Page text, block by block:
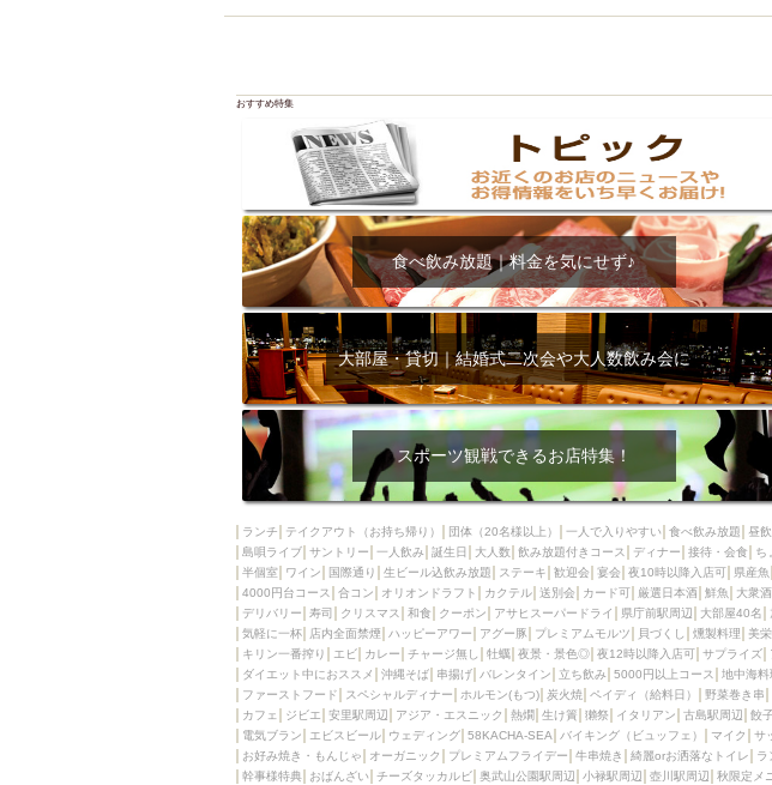
夜10時以降入店可
県産魚 焼鳥 忘年会コー
4000円
アサヒスーパードライ
県庁前駅周辺
大部屋50名以上～
オリオン 海ぶどう
ハッピーアワー
アグー豚 プレミアムモルツ
飲み放題付きコース3000円
肉の日 おもろまち
キリン一番搾り
エビ カレー チャージ無し
アレルギー対応可能
牧志駅周辺 ペット同伴
ダイエット中におススメ
沖縄そば 串揚げ
ソファー
激辛料理 石垣牛 アヒージョ
ファーストフード
スペシャルディナー ホルモ
スクリーン
スペインバル・イタリアンバール
カニ
カフェ ジビエ 安里駅周辺 アジア
分煙 少人数貸切(15名以下から)
ホッピー
焼肉 電気ブラン エビスビール
マイク
サッポロ 昼宴会 イベリコ豚 山
市立病院前駅周辺
中華 お好み焼き・もんじゃ
綺麗orお洒落なトイレ
ランチバイキング フル
クラフトビール
鉄板焼き 幹事様特典 おば
壺川駅周辺
秋限定メニュー 春限定メニュー
ラクレット
赤嶺駅周辺 シードル 那覇空港
おすすめ特集
食べ飲み放題｜料金を気にせず♪
大部屋・貸切｜結婚式二次会や大人数飲み会に
スポーツ観戦できるお店特集！
ランチ テイクアウト（お持ち帰り） 団体（20名様以上） 一人で入りやすい 食べ飲み放題 昼
島唄ライブ サントリー 一人飲み 誕生日 大人数 飲み放題付きコース ディナー 接待・会食 ち
半個室
ワイン 国際通り 生ビール込飲み放題 ステーキ 歓迎会 宴会 夜10時以降入店可 県産魚
4000円台コース
合コン オリオンドラフト カクテル 送別会 カード可 厳選日本酒 鮮魚 大衆
デリバリー
寿司 クリスマス 和食 クーポン アサヒスーパードライ 県庁前駅周辺 大部屋40名
気軽に一杯
店内全面禁煙 ハッピーアワー アグー豚 プレミアムモルツ 貝づくし 燻製料理 美
キリン一番搾り
エビ カレー チャージ無し 牡蠣 夜景・景色◎ 夜12時以降入店可 サプライズ
ダイエット中におススメ
沖縄そば 串揚げ バレンタイン 立ち飲み 5000円以上コース 地中海料
ファーストフード
スペシャルディナー ホルモン(もつ) 炭火焼 ペイディ（給料日） 野菜巻き串
カフェ
ジビエ 安里駅周辺 アジア・エスニック 熱燗 生け簀 獺祭 イタリアン 古島駅周辺 餃
電気ブラン
エビスビール ウェディング 58KACHA-SEA バイキング（ビュッフェ） マイク サ
お好み焼き・もんじゃ
オーガニック プレミアムフライデー 牛串焼き 綺麗orお洒落なトイレ ラ
幹事様特典
おばんざい チーズタッカルビ 奥武山公園駅周辺 小禄駅周辺 壺川駅周辺 秋限定メ